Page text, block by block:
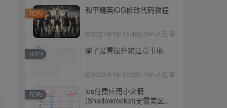
和平精英iGG修改代码教程
2021/6/18/ 19:402.3W+人已阅读
TOP3
腿子设置操作和注意事项
2022/4/18/ 12:322.1W+人已阅读
TOP4
ios付费应用小火箭
(Shadowrocket)无需美区苹
TOP5